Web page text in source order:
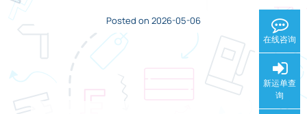
在线咨询
新运单查
询
Posted on 2026-05-06